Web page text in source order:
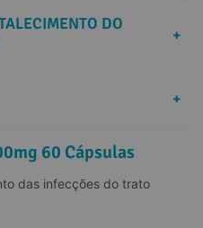
DO
+
+
60 Cápsulas
das infecções do trato